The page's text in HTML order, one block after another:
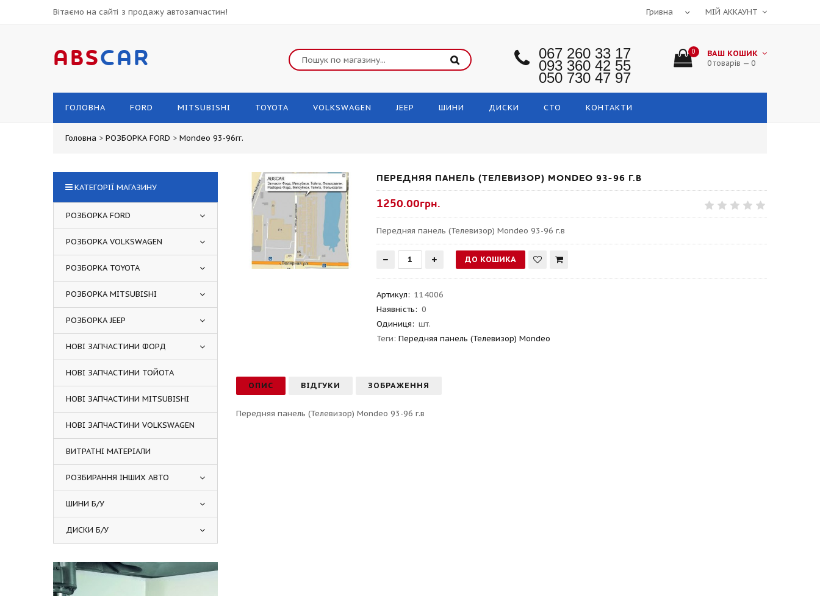
Вітаємо на сайті з продажу автозапчастин! МІЙ АККАУНТ
ABSCAR 067 260 33 17
093 360 42 55
050 730 47 97
0 ВАШ КОШИК
0 товарів — 0
ГОЛОВНА FORD MITSUBISHI TOYOTA VOLKSWAGEN JEEP ШИНИ ДИСКИ СТО КОНТАКТИ
Головна > РОЗБОРКА FORD > Mondeo 93-96гг.
ПЕРЕДНЯЯ ПАНЕЛЬ (ТЕЛЕВИЗОР) MONDEO 93-96 Г.В
1250.00грн.
Передняя панель (Телевизор) Mondeo 93-96 г.в
Артикул: 114006
Наявність: 0
Одиниця: шт.
Теги:Передняя панель (Телевизор) Mondeo
ОПИС ВІДГУКИ ЗОБРАЖЕННЯ
Передняя панель (Телевизор) Mondeo 93-96 г.в
КАТЕГОРІЇ МАГАЗИНУ
РОЗБОРКА FORD
РОЗБОРКА VOLKSWAGEN
РОЗБОРКА TOYOTA
РОЗБОРКА MITSUBISHI
РОЗБОРКА JEEP
НОВІ ЗАПЧАСТИНИ ФОРД
НОВІ ЗАПЧАСТИНИ ТОЙОТА
НОВІ ЗАПЧАСТИНИ MITSUBISHI
НОВІ ЗАПЧАСТИНИ VOLKSWAGEN
ВИТРАТНІ МАТЕРІАЛИ
РОЗБИРАННЯ ІНШИХ АВТО
ШИНИ Б/У
ДИСКИ Б/У